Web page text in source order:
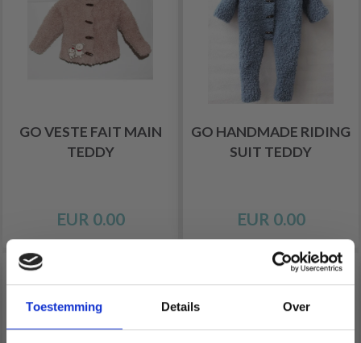
Toestemming Details Over
GO VESTE FAIT MAIN
TEDDY
EUR 0.00
GO HANDMADE RIDING
SUIT TEDDY
EUR 0.00